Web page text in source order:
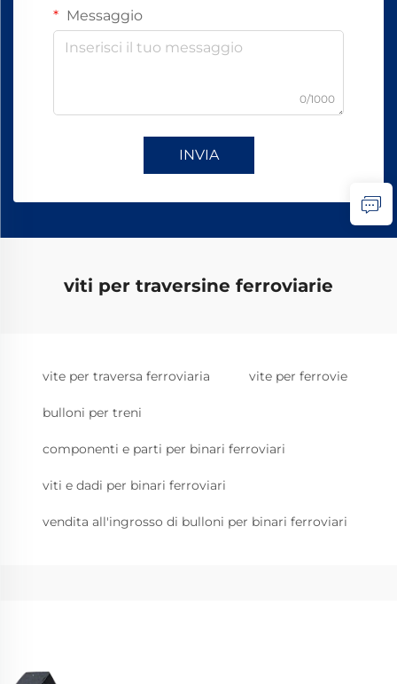
Messaggio
0/1000
INVIA
viti per traversine ferroviarie
vite per traversa ferroviaria vite per ferrovie
bulloni per treni
componenti e parti per binari ferroviari
viti e dadi per binari ferroviari
vendita all'ingrosso di bulloni per binari ferroviari